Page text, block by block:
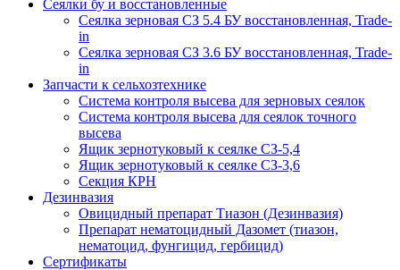
Сеялки бу и восстановленные
Сеялка зерновая СЗ 5.4 БУ восстановленная, Trade-
in
Сеялка зерновая СЗ 3.6 БУ восстановленная, Trade-
in
Запчасти к сельхозтехнике
Система контроля высева для зерновых сеялок
Система контроля высева для сеялок точного
высева
Ящик зернотуковый к сеялке СЗ-5,4
Ящик зернотуковый к сеялке СЗ-3,6
Секция КРН
Дезинвазия
Овицидный препарат Тиазон (Дезинвазия)
Препарат нематоцидный Дазомет (тиазон,
нематоцид, фунгицид, гербицид)
Сертификаты